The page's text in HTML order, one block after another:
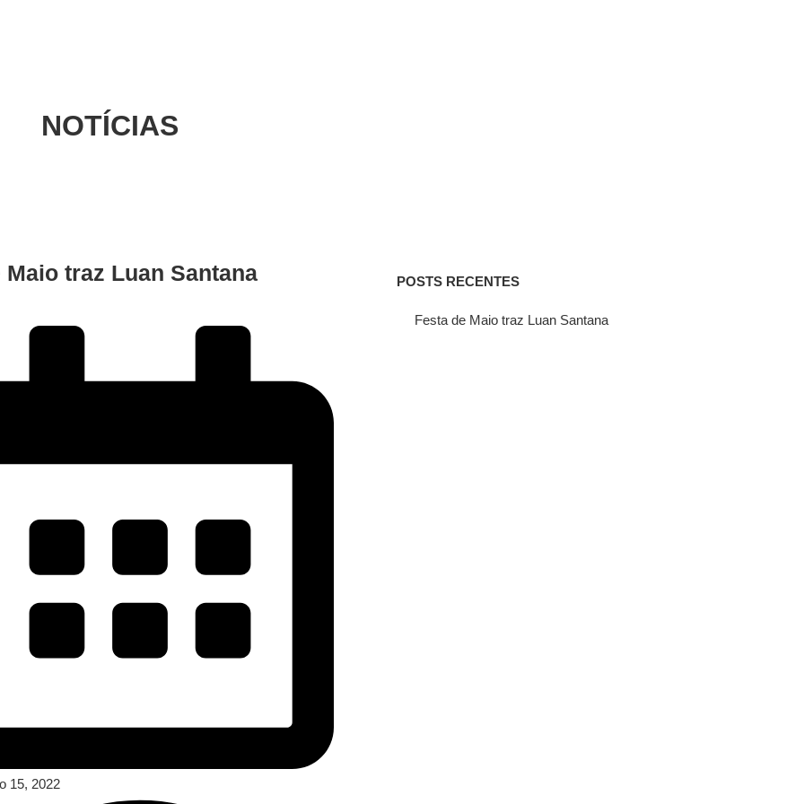
NOTÍCIAS
Maio traz Luan Santana
15, 2022
POSTS RECENTES
Festa de Maio traz Luan Santana